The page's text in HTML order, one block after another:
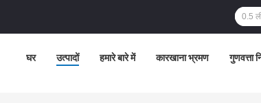
घर उत्पादों हमारे बारे में कारखाना भ्रमण गुणवत्ता